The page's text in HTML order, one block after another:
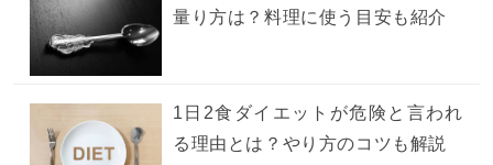
量り方は？料理に使う目安も紹介
1日2食ダイエットが危険と言われ
る理由とは？やり方のコツも解説